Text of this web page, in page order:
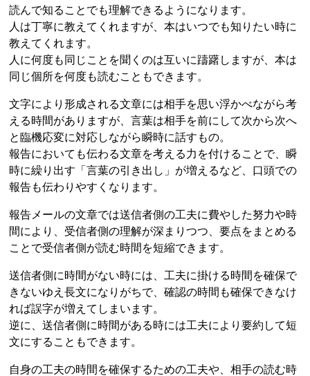
読んで知ることでも理解できるようになります。
人は丁寧に教えてくれますが、本はいつでも知りたい時に
教えてくれます。
人に何度も同じことを聞くのは互いに躊躇しますが、本は
同じ個所を何度も読むこともできます。
文字により形成される文章には相手を思い浮かべながら考
える時間がありますが、言葉は相手を前にして次から次へ
と臨機応変に対応しながら瞬時に話すもの。
報告においても伝わる文章を考える力を付けることで、瞬
時に繰り出す「言葉の引き出し」が増えるなど、口頭での
報告も伝わりやすくなります。
報告メールの文章では送信者側の工夫に費やした努力や時
間により、受信者側の理解が深まりつつ、要点をまとめる
ことで受信者側が読む時間を短縮できます。
送信者側に時間がない時には、工夫に掛ける時間を確保で
きないゆえ長文になりがちで、確認の時間も確保できなけ
れば誤字が増えてしまいます。
逆に、送信者側に時間がある時には工夫により要約して短
文にすることもできます。
自身の工夫の時間を確保するための工夫や、相手の読む時